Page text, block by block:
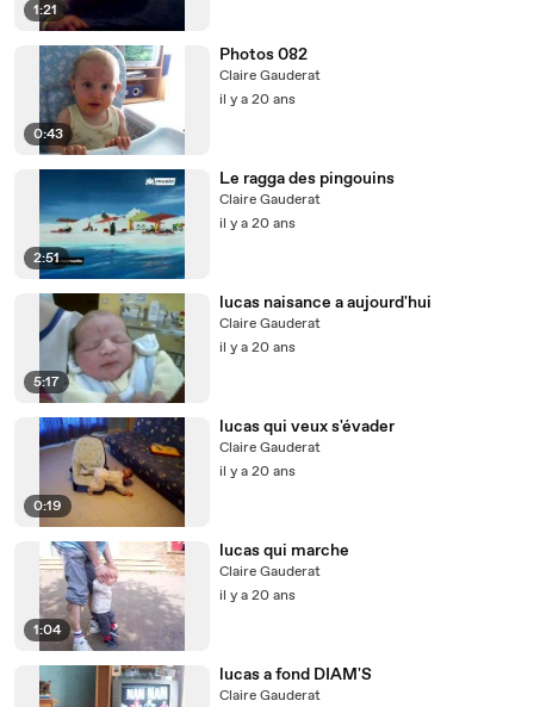
1:21
0:43
Photos 082
Claire Gauderat
il y a 20 ans
2:51
Le ragga des pingouins
Claire Gauderat
il y a 20 ans
5:17
lucas naisance a aujourd'hui
Claire Gauderat
il y a 20 ans
0:19
lucas qui veux s'évader
Claire Gauderat
il y a 20 ans
1:04
lucas qui marche
Claire Gauderat
il y a 20 ans
lucas a fond DIAM'S
Claire Gauderat